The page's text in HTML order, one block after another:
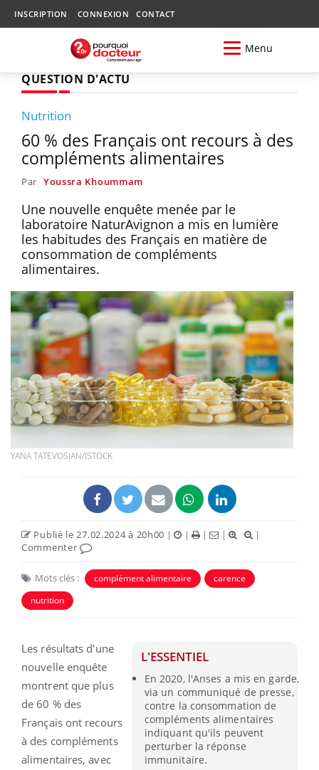
INSCRIPTION CONNEXION CONTACT
Menu
QUESTION D'ACTU
Nutrition
60 % des Français ont recours à des
compléments alimentaires
Par Youssra Khoummam
Une nouvelle enquête menée par le
laboratoire NaturAvignon a mis en lumière
les habitudes des Français en matière de
consommation de compléments
alimentaires.
YANA TATEVOSIAN/ISTOCK
Publié le 27.02.2024 à 20h00 | | | |
|
Commenter
Mots clés : complément alimentaire
carence
nutrition
L'ESSENTIEL
En 2020, l'Anses a mis en garde,
via un communiqué de presse,
contre la consommation de
compléments alimentaires
indiquant qu'ils peuvent
perturber la réponse
immunitaire.
Les résultats d'une
nouvelle enquête
montrent que plus
de 60 % des
Français ont recours
à des compléments
alimentaires, avec